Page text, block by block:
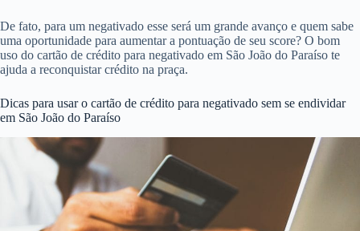
De fato, para um negativado esse será um grande avanço e quem sabe
uma oportunidade para aumentar a pontuação de seu score? O bom
uso do cartão de crédito para negativado em São João do Paraíso te
ajuda a reconquistar crédito na praça.
Dicas para usar o cartão de crédito para negativado sem se endividar
em São João do Paraíso